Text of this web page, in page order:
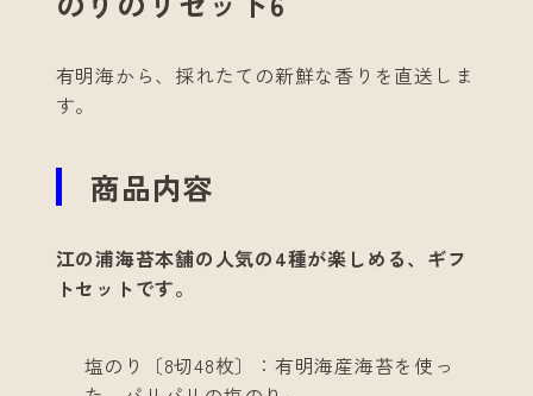
有明海から、採れたての新鮮な香りを直送しま
す。
商品内容
江の浦海苔本舗の人気の4種が楽しめる、ギフ
トセットです。
塩のり〔8切48枚〕：有明海産海苔を使っ